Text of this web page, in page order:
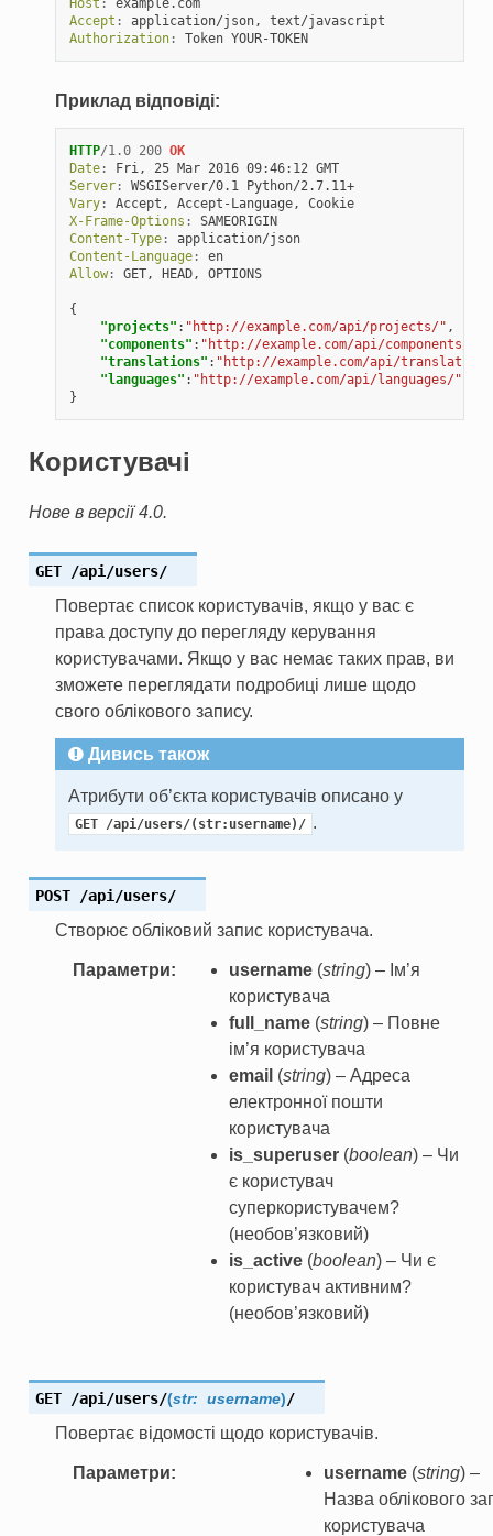
Host :
example.com
Accept :
application/json, text/javascript
Authorization: Token YOUR-TOKEN
Приклад відповіді:
HTTP/1.0 200 OK
Date:
Fri, 25 Mar 2016 09:46:12 GMT
Server:
WSGIServer/0.1 Python/2.7.11+
Vary:
Accept, Accept-Language, Cookie
X-Frame-Options :
SAMEORIGIN
Content-Type:
application/json
Content-Language:
en
Allow: GET, HEAD, OPTIONS
{
"projects" : "http://example.com/api/projects/" ,
"components" : "http://example.com/api/components/"
"translations" : "http://example.com/api/
"languages" : "http://example.com/api/languages/"
}
Користувачі
Нове в версії 4.0.
GET /api/users/
Повертає список користувачів, якщо у вас є
права доступу до перегляду керування
користувачами. Якщо у вас немає таких прав, ви
зможете переглядати подробиці лише щодо
свого облікового запису.
Дивись також
Атрибути об’єкта користувачів описано у
GET /api/users/(str:username)/ .
POST /api/users/
Створює обліковий запис користувача.
Параметри username(string) – Ім’я
користувача
full_name(string) – Повне
ім’я користувача
email (string) – Адреса
електронної пошти
користувача
is_superuser(boolean) – Чи
є користувач
суперкористувачем?
(необов’язковий)
is_active(boolean) – Чи є
користувач активним?
(необов’язковий)
GET /api/users/(str: username)/
Повертає відомості щодо користувачів.
Параметри username(string) –
Назва облікового
користувача